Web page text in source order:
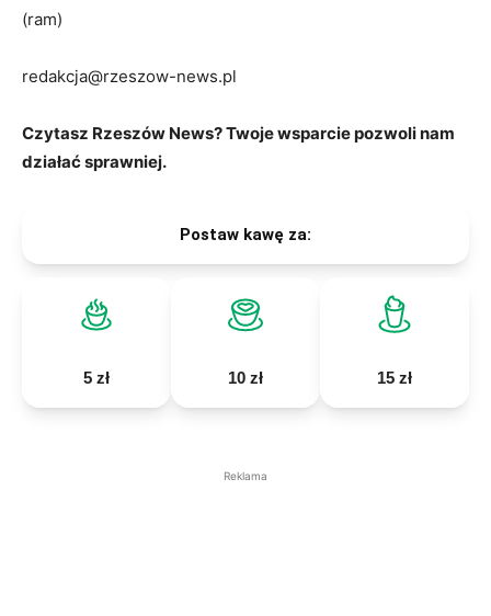
(ram)
redakcja@rzeszow-news.pl
Czytasz Rzeszów News? Twoje wsparcie pozwoli nam
działać sprawniej.
Postaw kawę za:
5 zł 10 zł 15 zł
Reklama